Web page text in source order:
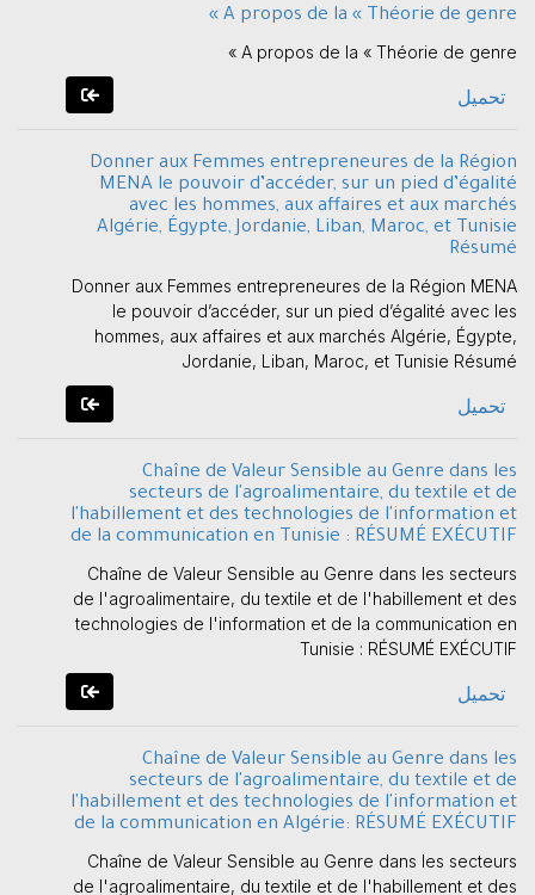
A propos de la « Théorie de genre »
A propos de la « Théorie de genre »
تحميل
Donner aux Femmes entrepreneures de la Région
MENA le pouvoir d’accéder, sur un pied d’égalité
avec les hommes, aux affaires et aux marchés
Algérie, Égypte, Jordanie, Liban, Maroc, et Tunisie
Résumé
Donner aux Femmes entrepreneures de la Région MENA
le pouvoir d’accéder, sur un pied d’égalité avec les
hommes, aux affaires et aux marchés Algérie, Égypte,
Jordanie, Liban, Maroc, et Tunisie Résumé
تحميل
Chaîne de Valeur Sensible au Genre dans les
secteurs de l'agroalimentaire, du textile et de
l'habillement et des technologies de l'information et
de la communication en Tunisie : RÉSUMÉ EXÉCUTIF
Chaîne de Valeur Sensible au Genre dans les secteurs
de l'agroalimentaire, du textile et de l'habillement et des
technologies de l'information et de la communication en
Tunisie : RÉSUMÉ EXÉCUTIF
تحميل
Chaîne de Valeur Sensible au Genre dans les
secteurs de l'agroalimentaire, du textile et de
l'habillement et des technologies de l'information et
de la communication en Algérie: RÉSUMÉ EXÉCUTIF
Chaîne de Valeur Sensible au Genre dans les secteurs
de l'agroalimentaire, du textile et de l'habillement et des